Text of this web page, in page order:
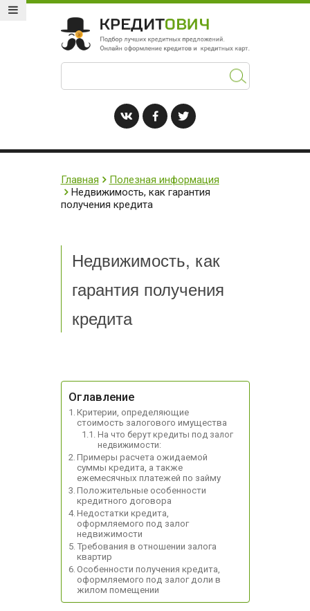
Главная
Полезная информация
Недвижимость, как гарантия
получения кредита
Недвижимость, как
гарантия получения
кредита
Оглавление
Критерии, определяющие
стоимость залогового имущества
На что берут кредиты под залог
недвижимости:
Примеры расчета ожидаемой
суммы кредита, а также
ежемесячных платежей по займу
Положительные особенности
кредитного договора
Недостатки кредита,
оформляемого под залог
недвижимости
Требования в отношении залога
квартир
Особенности получения кредита,
оформляемого под залог доли в
жилом помещении